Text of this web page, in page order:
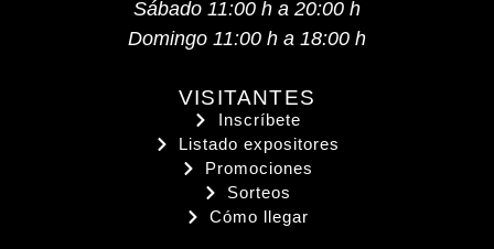
Sábado 11:00 h a 20:00 h
Domingo 11:00 h a 18:00 h
VISITANTES
Inscríbete
Listado expositores
Promociones
Sorteos
Cómo llegar